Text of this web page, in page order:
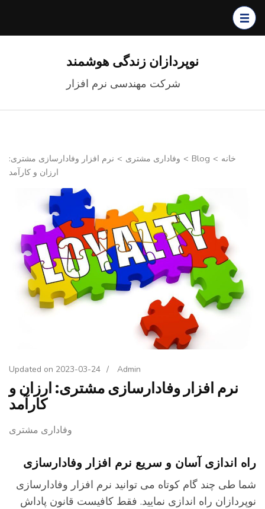
نوپردازان زندگی هوشمند
شرکت مهندسی نرم افزار
خانه >
Blog
> وفاداری مشتری > نرم افزار وفادارسازی مشتری:
ارزان و کارآمد
Updated on2023-03-24 / Admin
نرم افزار وفادارسازی مشتری: ارزان و
کارآمد
وفاداری مشتری
اندازی آسان و سریع نرم افزار وفادارسازی
طی چند گام کوتاه می توانید نرم افزار وفادارسازی
راه اندازی نمایید. فقط کافیست قانون پاداش